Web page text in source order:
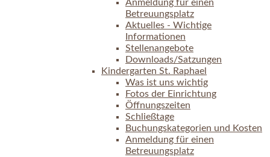
Anmeldung für einen
Betreuungsplatz
Aktuelles - Wichtige
Informationen
Stellenangebote
Downloads/Satzungen
Kindergarten St. Raphael
Was ist uns wichtig
Fotos der Einrichtung
Öffnungszeiten
Schließtage
Buchungskategorien und Kosten
Anmeldung für einen
Betreuungsplatz